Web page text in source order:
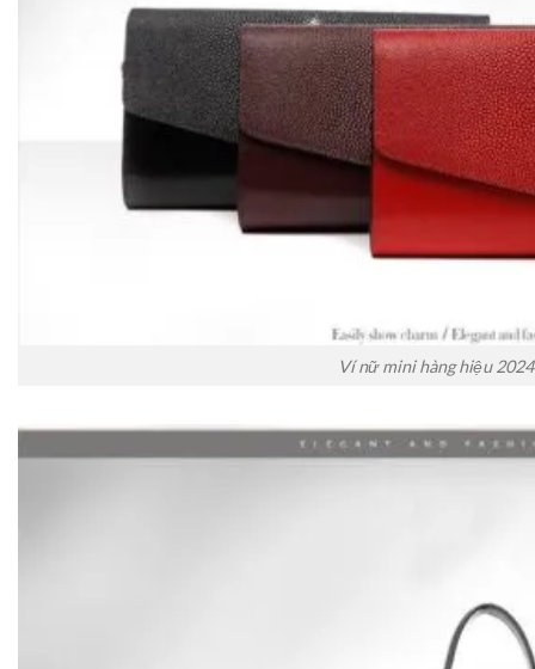
Ví nữ mini hàng hiệu